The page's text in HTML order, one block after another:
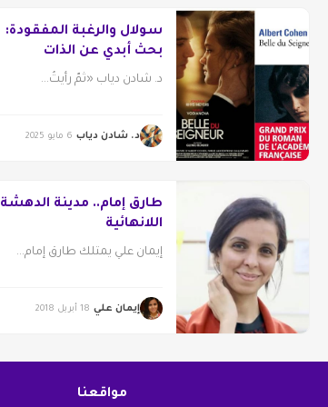
سولال والرغبة المفقودة:
بحث أبدي عن الذات
د. شادن دياب «ثمّ رأيتُ...
د. شادن دياب 6 مايو 2025
طارق إمام.. مدينة الدهشة
اللانهائية
إيمان علي يمتلك طارق إمام...
إيمان علي 18 أبريل 2018
مواقعنا